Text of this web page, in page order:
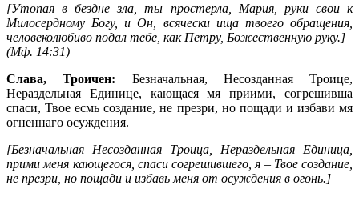
[Утопая в бездне зла, ты простерла, Мария, руки свои к
Милосердному Богу, и Он, всячески ища твоего обращения,
человеколюбиво подал тебе, как Петру, Божественную руку.]
(Мф. 14:31)
Слава, Троичен:
Безначальная, Несозданная Троице,
Нераздельная Единице, кающася мя приими, согрешивша
спаси, Твое есмь создание, не презри, но пощади и избави мя
огненнаго осуждения.
[Безначальная Несозданная Троица, Нераздельная Единица,
прими меня кающегося, спаси согрешившего, я – Твое создание,
не презри, но пощади и избавь меня от осуждения в огонь.]